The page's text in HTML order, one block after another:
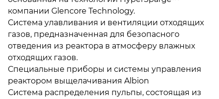
компании Glencore Technology.
Система улавливания и вентиляции отходящих
газов, предназначенная для безопасного
отведения из реактора в атмосферу влажных
отходящих газов.
Специальные приборы и системы управления
реактором выщелачивания Albion
Система распределения пульпы, состоящая из